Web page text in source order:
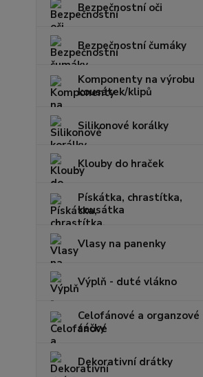
Bezpečnostní oči
Bezpečnostní čumáky
Komponenty na výrobu
kousátek/klipů
Silikonové korálky
Klouby do hraček
Pískátka, chrastítka,
kousátka
Vlasy na panenky
Výplň - duté vlákno
Celofánové a organzové
sáčky
Dekorativní drátky